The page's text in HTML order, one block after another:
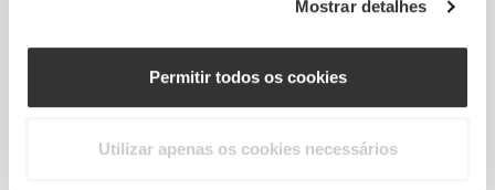
Mostrar detalhes
Permitir todos os cookies
Utilizar apenas os cookies necessários
Se o pagamento tiver sido feito por cartão de crédito, o reembolso será
Caso o pagamento tenha sido feito através de um dos restantes
bancária para a qual pretende que o montante a reembolsar seja